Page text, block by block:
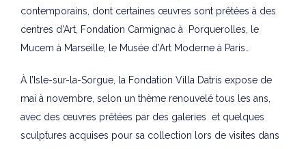
contemporains, dont certaines œuvres sont prêtées à des
centres d’Art, Fondation Carmignac à Porquerolles, le
Mucem à Marseille, le Musée d’Art Moderne à Paris…
À l’Isle-sur-la-Sorgue, la Fondation Villa Datris expose de
mai à novembre, selon un thème renouvelé tous les ans,
avec des œuvres prêtées par des galeries et quelques
sculptures acquises pour sa collection lors de visites dans